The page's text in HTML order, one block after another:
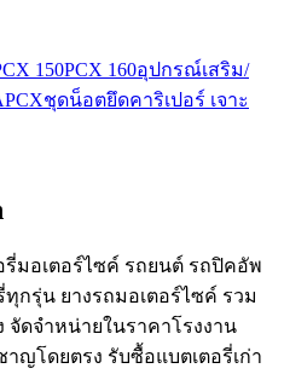
150PCX 160อุปกรณ์เสริม/
PCXชุดน็อตยึดคาริเปอร์ เจาะ
รี่มอเตอร์ไซค์ รถยนต์ รถปิคอัพ
กรุ่น ยางรถมอเตอร์ไซค์ รวม
ดจำหน่ายในราคาโรงงาน
ญโดยตรง รับซื้อแบตเตอรี่เก่า